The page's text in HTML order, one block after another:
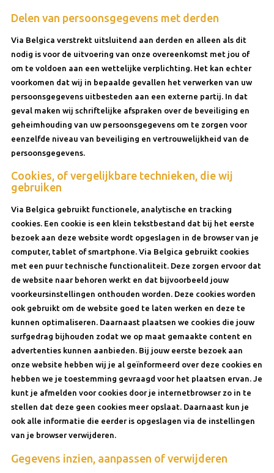
Delen van persoonsgegevens met derden
Via Belgica verstrekt uitsluitend aan derden en alleen als dit
nodig is voor de uitvoering van onze overeenkomst met jou of
om te voldoen aan een wettelijke verplichting. Het kan echter
voorkomen dat wij in bepaalde gevallen het verwerken van uw
persoonsgegevens uitbesteden aan een externe partij. In dat
geval maken wij schriftelijke afspraken over de beveiliging en
geheimhouding van uw persoonsgegevens om te zorgen voor
eenzelfde niveau van beveiliging en vertrouwelijkheid van de
persoonsgegevens.
Cookies, of vergelijkbare technieken, die wij
gebruiken
Via Belgica gebruikt functionele, analytische en tracking
cookies. Een cookie is een klein tekstbestand dat bij het eerste
bezoek aan deze website wordt opgeslagen in de browser van je
computer, tablet of smartphone. Via Belgica gebruikt cookies
met een puur technische functionaliteit. Deze zorgen ervoor dat
de website naar behoren werkt en dat bijvoorbeeld jouw
voorkeursinstellingen onthouden worden. Deze cookies worden
ook gebruikt om de website goed te laten werken en deze te
kunnen optimaliseren. Daarnaast plaatsen we cookies die jouw
surfgedrag bijhouden zodat we op maat gemaakte content en
advertenties kunnen aanbieden. Bij jouw eerste bezoek aan
onze website hebben wij je al geïnformeerd over deze cookies en
hebben we je toestemming gevraagd voor het plaatsen ervan. Je
kunt je afmelden voor cookies door je internetbrowser zo in te
stellen dat deze geen cookies meer opslaat. Daarnaast kun je
ook alle informatie die eerder is opgeslagen via de instellingen
van je browser verwijderen.
Gegevens inzien, aanpassen of verwijderen